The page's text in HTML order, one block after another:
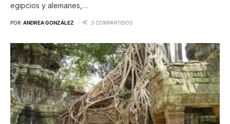
egipcios y alemanes,…
POR ANDREA GONZÁLEZ 3 COMPARTIDOS